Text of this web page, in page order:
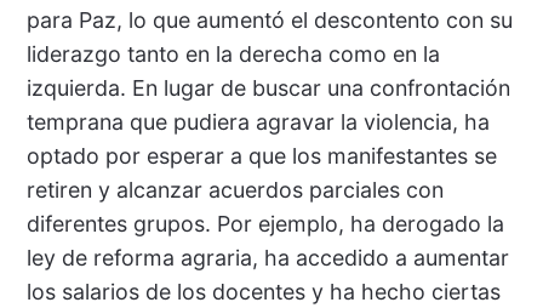
para Paz, lo que aumentó el descontento con su
liderazgo tanto en la derecha como en la
izquierda. En lugar de buscar una confrontación
temprana que pudiera agravar la violencia, ha
optado por esperar a que los manifestantes se
retiren y alcanzar acuerdos parciales con
diferentes grupos. Por ejemplo, ha derogado la
ley de reforma agraria, ha accedido a aumentar
los salarios de los docentes y ha hecho ciertas